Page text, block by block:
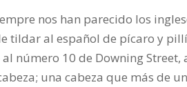
nos han parecido los
tildar al español de pícaro y
número 10 de Downing
una cabeza que más de